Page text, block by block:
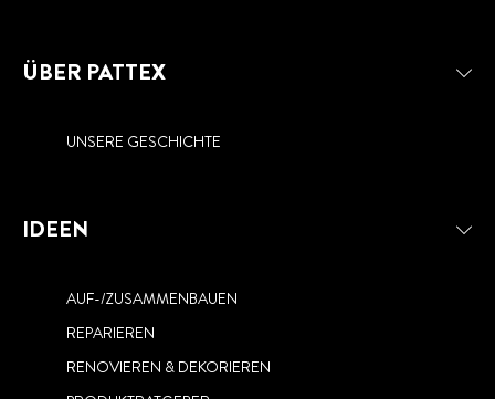
ÜBER PATTEX
UNSERE GESCHICHTE
IDEEN
AUF-/ZUSAMMENBAUEN
REPARIEREN
RENOVIEREN & DEKORIEREN